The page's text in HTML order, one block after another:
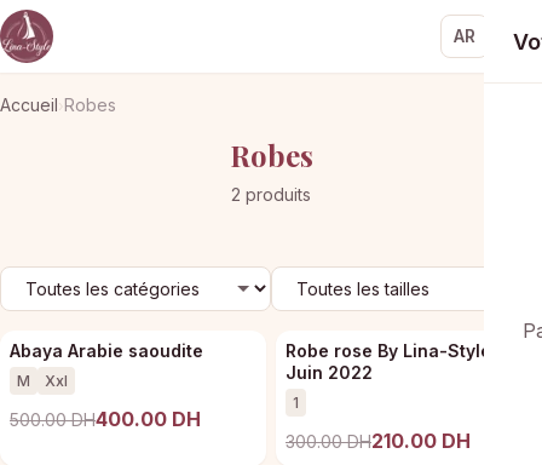
AR
Accueil› Robes
Robes
2 produits
PROMO
Abaya Arabie saoudite
M Xxl
500.00 DH400.00 DH
PROMO
Robe rose By Lina-Style
Juin 2022
1
300.00 DH210.00 DH